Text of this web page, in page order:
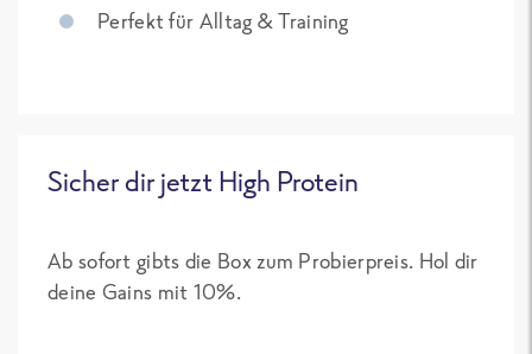
Perfekt für Alltag & Training
Sicher dir jetzt High Protein
Ab sofort gibts die Box zum Probierpreis. Hol dir
deine Gains mit 10%.